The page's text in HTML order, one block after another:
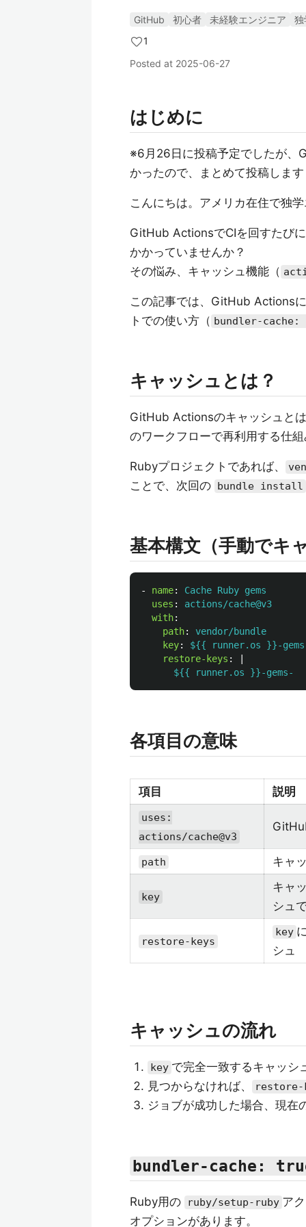
GitHub 初心者 未経験エンジニア
独
1
Posted at 2025-06-27
はじめに
※6月26日に投稿予定でしたが、
かったので、まとめて投稿します
こんにちは。アメリカ在住で独
GitHub ActionsでCIを回すたび
かかっていませんか？
その悩み、キャッシュ機能（
この記事では、GitHub Actions
トでの使い方（ bundler-
キャッシュとは？
GitHub Actionsのキャッシュと
のワークフローで再利用する仕
Rubyプロジェクトであれば、
ことで、次回の bundle install
基本構文（手動でキ
- name:
Cache Ruby gems
uses :
actions/cache@v3
with:
path:
vendor/bundle
key:
${{ runner.os }}-
restore-keys :
${{ runner.os }}-gems-
各項目の意味
項目 説明
uses:
actions/cache@v3
path キャ
key
キャ
シュ
restore-keys
key
シュ
キャッシュの流れ
key で完全一致するキャッシ
見つからなければ、
restore-
ジョブが成功した場合、現在
bundler-cache:
Ruby用の ruby/setup-ruby ア
オプションがあります。